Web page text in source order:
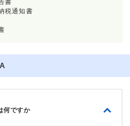
書
税通知書
何ですか